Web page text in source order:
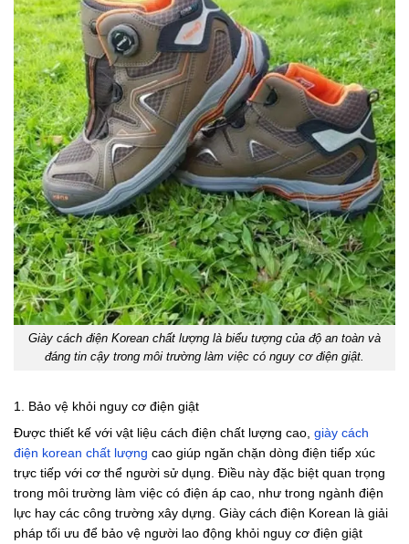
Giày cách điện Korean chất lượng là biểu tượng của độ an toàn và
đáng tin cậy trong môi trường làm việc có nguy cơ điện giật.
1. Bảo vệ khỏi nguy cơ điện giật
Được thiết kế với vật liệu cách điện chất lượng cao, giày cách
điện korean chất lượng cao giúp ngăn chặn dòng điện tiếp xúc
trực tiếp với cơ thể người sử dụng. Điều này đặc biệt quan trọng
trong môi trường làm việc có điện áp cao, như trong ngành điện
lực hay các công trường xây dựng. Giày cách điện Korean là giải
pháp tối ưu để bảo vệ người lao động khỏi nguy cơ điện giật